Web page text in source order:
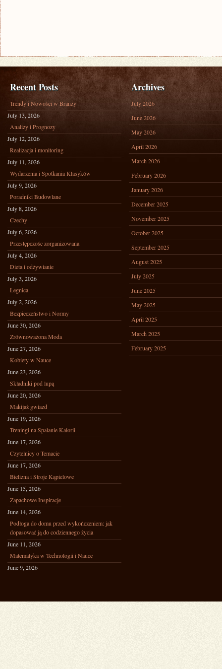
Recent Posts
Trendy i Nowości w Branży
July 13, 2026
Analizy i Prognozy
July 12, 2026
Realizacja i monitoring
July 11, 2026
Wydarzenia i Spotkania Klasyków
July 9, 2026
Poradniki Budowlane
July 8, 2026
Czechy
July 6, 2026
Przestępczośc zorganizowana
July 4, 2026
Dieta i odżywianie
July 3, 2026
Legnica
July 2, 2026
Bezpieczeństwo i Normy
June 30, 2026
Zrównoważona Moda
June 27, 2026
Kobiety w Nauce
June 23, 2026
Składniki pod lupą
June 20, 2026
Makijaż gwiazd
June 19, 2026
Treningi na Spalanie Kalorii
June 17, 2026
Czytelnicy o Temacie
June 17, 2026
Bielizna i Stroje Kąpielowe
June 15, 2026
Zapachowe Inspiracje
June 14, 2026
Podłoga do domu przed wykończeniem: jak
dopasować ją do codziennego życia
June 11, 2026
Matematyka w Technologii i Nauce
June 9, 2026
Archives
July 2026
June 2026
May 2026
April 2026
March 2026
February 2026
January 2026
December 2025
November 2025
October 2025
September 2025
August 2025
July 2025
June 2025
May 2025
April 2025
March 2025
February 2025